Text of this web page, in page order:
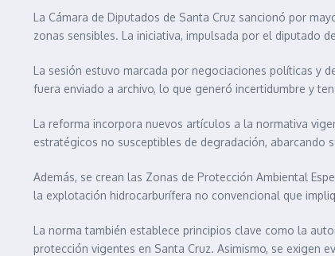
La Cámara de Diputados de Santa Cruz sancionó por
zonas sensibles. La iniciativa, impulsada por el diputado
La sesión estuvo marcada por negociaciones políticas y
fuera enviado a archivo, lo que generó incertidumbre y
La reforma incorpora nuevos artículos a la normativa
estratégicos no susceptibles de degradación, abarcando
Además, se crean las Zonas de Protección Ambiental
la explotación hidrocarburífera no convencional que
La norma también establece principios clave como la
protección vigentes en Santa Cruz. Asimismo, se exigen